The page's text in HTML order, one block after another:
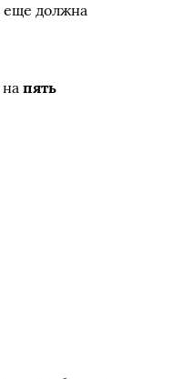
еще должна
напять